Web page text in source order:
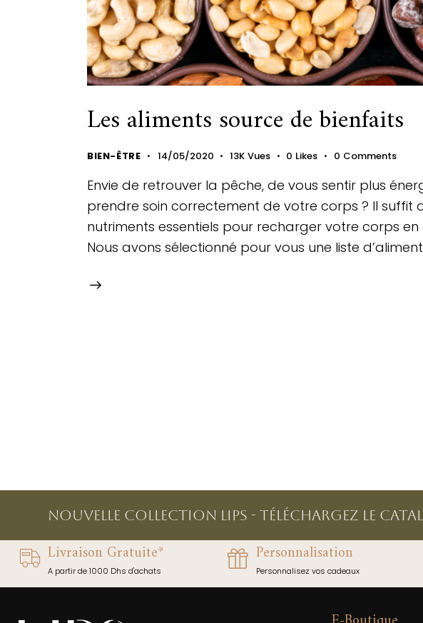
Les aliments source de bienfaits
BIEN-ÊTRE 14/05/2020 13K Vues 0 Likes 0 Comments
Envie de retrouver la pêche, de vous sentir plus
prendre soin correctement de votre corps ? Il suffit
nutriments essentiels pour recharger votre corps
Nous avons sélectionné pour vous une liste
NOUVELLE COLLECTION LIPS - Téléchargez le
Livraison Gratuite*
A partir de 1000 Dhs d'achats
Personnalisation
Personnalisez vos cadeaux